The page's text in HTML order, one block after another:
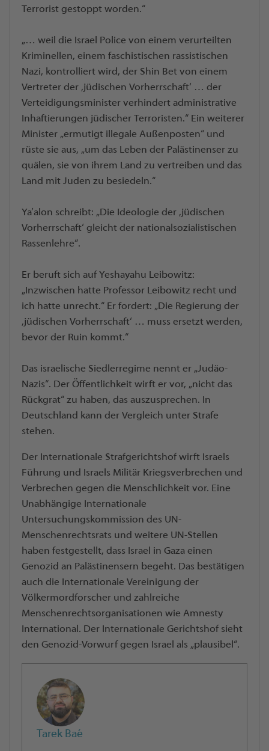
Terrorist gestoppt worden.“
„… weil die Israel Police von einem verurteilten
Kriminellen, einem faschistischen rassistischen
Nazi, kontrolliert wird, der Shin Bet von einem
Vertreter der ‚jüdischen Vorherrschaft‘ … der
Verteidigungsminister verhindert administrative
Inhaftierungen jüdischer Terroristen.“ Ein weiterer
Minister „ermutigt illegale Außenposten“ und
rüste sie aus, „um das Leben der Palästinenser zu
quälen, sie von ihrem Land zu vertreiben und das
Land mit Juden zu besiedeln.“
Ya’alon schreibt: „Die Ideologie der ‚jüdischen
Vorherrschaft‘ gleicht der nationalsozialistischen
Rassenlehre“.
Er beruft sich auf Yeshayahu Leibowitz:
„Inzwischen hatte Professor Leibowitz recht und
ich hatte unrecht.“ Er fordert: „Die Regierung der
‚jüdischen Vorherrschaft‘ … muss ersetzt werden,
bevor der Ruin kommt.“
Das israelische Siedlerregime nennt er „Judäo-
Nazis“. Der Öffentlichkeit wirft er vor, „nicht das
Rückgrat“ zu haben, das auszusprechen. In
Deutschland kann der Vergleich unter Strafe
stehen.
Der Internationale Strafgerichtshof wirft Israels
Führung und Israels Militär Kriegsverbrechen und
Verbrechen gegen die Menschlichkeit vor. Eine
Unabhängige Internationale
Untersuchungskommission des UN-
Menschenrechtsrats und weitere UN-Stellen
haben festgestellt, dass Israel in Gaza einen
Genozid an Palästinensern begeht. Das bestätigen
auch die Internationale Vereinigung der
Völkermordforscher und zahlreiche
Menschenrechtsorganisationen wie Amnesty
International. Der Internationale Gerichtshof sieht
den Genozid-Vorwurf gegen Israel als „plausibel“.
Tarek Baé